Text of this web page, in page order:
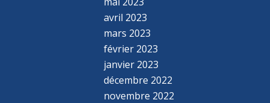
avril 2023
mars 2023
février 2023
janvier 2023
décembre 2022
novembre 2022